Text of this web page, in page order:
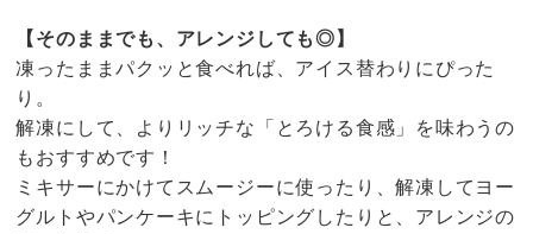
【そのままでも、アレンジしても◎】
凍ったままパクッと食べれば、アイス替わりにぴった
り。
解凍にして、よりリッチな「とろける食感」を味わうの
もおすすめです！
ミキサーにかけてスムージーに使ったり、解凍してヨー
グルトやパンケーキにトッピングしたりと、アレンジの